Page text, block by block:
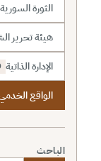
الثورة السورية
هيئة تحرير
الإدارة الذاتية
الواقع
الباحث